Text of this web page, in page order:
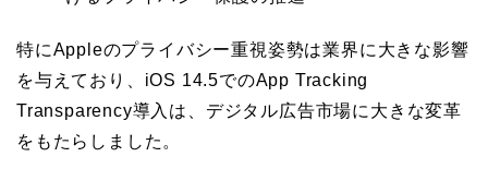
特にAppleのプライバシー重視姿勢は業界に大きな影響
を与えており、iOS 14.5でのApp Tracking
Transparency導入は、デジタル広告市場に大きな変革
をもたらしました。